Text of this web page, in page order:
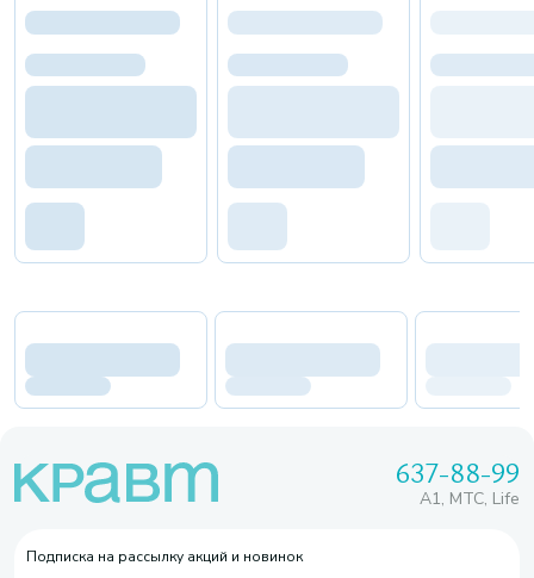
637-88-99
A1, МТС, Life
Подписка на рассылку акций и новинок